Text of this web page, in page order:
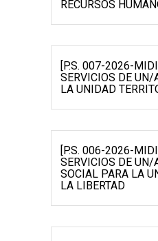
RECURSOS
[P.S. 007-2026-
SERVICIOS DE
LA UNIDAD
[P.S. 006-2026-
SERVICIOS DE
SOCIAL PARA LA
LA LIBERTAD